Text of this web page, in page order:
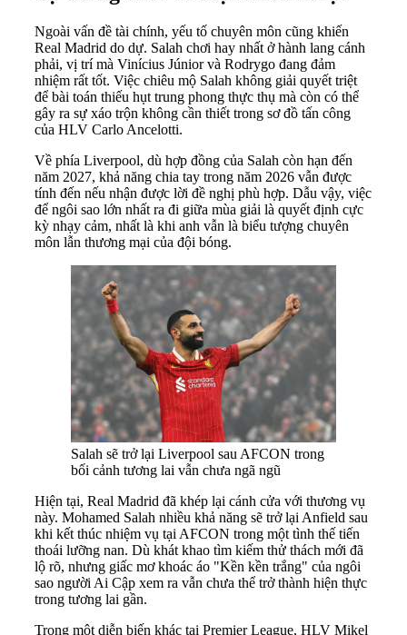
Ngoài vấn đề tài chính, yếu tố chuyên môn cũng khiến
Real Madrid do dự. Salah chơi hay nhất ở hành lang cánh
phải, vị trí mà Vinícius Júnior và Rodrygo đang đảm
nhiệm rất tốt. Việc chiêu mộ Salah không giải quyết triệt
để bài toán thiếu hụt trung phong thực thụ mà còn có thể
gây ra sự xáo trộn không cần thiết trong sơ đồ tấn công
của HLV Carlo Ancelotti.
Về phía Liverpool, dù hợp đồng của Salah còn hạn đến
năm 2027, khả năng chia tay trong năm 2026 vẫn được
tính đến nếu nhận được lời đề nghị phù hợp. Dẫu vậy, việc
để ngôi sao lớn nhất ra đi giữa mùa giải là quyết định cực
kỳ nhạy cảm, nhất là khi anh vẫn là biểu tượng chuyên
môn lẫn thương mại của đội bóng.
Salah sẽ trở lại Liverpool sau AFCON trong
bối cảnh tương lai vẫn chưa ngã ngũ
Hiện tại, Real Madrid đã khép lại cánh cửa với thương vụ
này. Mohamed Salah nhiều khả năng sẽ trở lại Anfield sau
khi kết thúc nhiệm vụ tại AFCON trong một tình thế tiến
thoái lưỡng nan. Dù khát khao tìm kiếm thử thách mới đã
lộ rõ, nhưng giấc mơ khoác áo "Kền kền trắng" của ngôi
sao người Ai Cập xem ra vẫn chưa thể trở thành hiện thực
trong tương lai gần.
Trong một diễn biến khác tại Premier League, HLV Mikel